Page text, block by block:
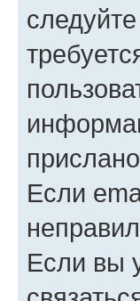
Если
Если вы